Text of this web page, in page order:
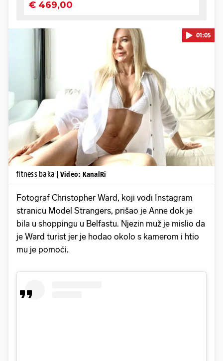
Pokretanje videa...
01:05
fitness baka | Video: KanalRi
Fotograf Christopher Ward, koji vodi Instagram
stranicu Model Strangers, prišao je Anne dok je
bila u shoppingu u Belfastu. Njezin muž je mislio da
je Ward turist jer je hodao okolo s kamerom i htio
mu je pomoći.